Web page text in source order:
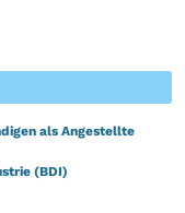
zur Onlinebuchung
Buchhaltung
als Angestellte
(BDI)